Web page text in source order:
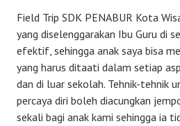
Field Trip SDK PENABUR Kota
yang diselenggarakan Ibu Guru di
efektif, sehingga anak saya bisa
yang harus ditaati dalam setiap
dan di luar sekolah. Tehnik-tehnik
percaya diri boleh diacungkan
sekali bagi anak kami sehingga ia